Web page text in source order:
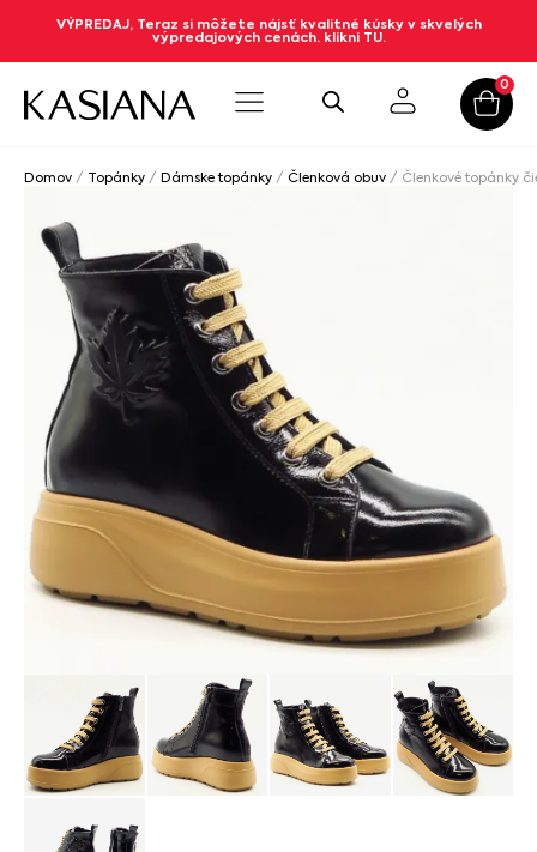
VÝPREDAJ, Teraz si môžete nájsť kvalitné kúsky v skvelých
výpredajových cenách. klikni TU.
0
Domov / Topánky / Dámske topánky / Členková obuv / Členkové topánky